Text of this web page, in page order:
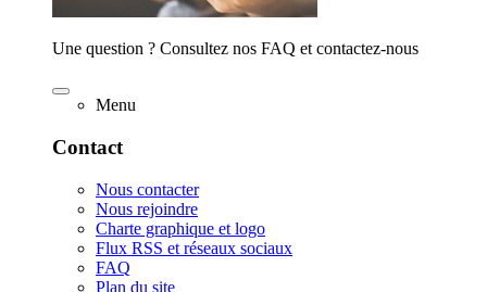
Une question ? Consultez nos FAQ et contactez-nous
Menu
Contact
Nous contacter
Nous rejoindre
Charte graphique et logo
Flux RSS et réseaux sociaux
FAQ
Plan du site